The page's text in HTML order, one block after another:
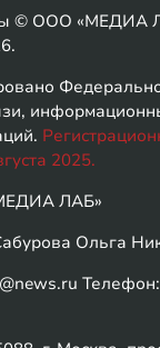
© ООО «МЕДИА
2025.
ЛАБ»
Ольга